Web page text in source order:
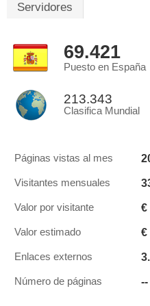
Servidores
69.421
Puesto en España
213.343
Clasifica Mundial
Páginas vistas al mes
Visitantes mensuales
Valor por visitante €
Valor estimado €
Enlaces externos
Número de páginas --